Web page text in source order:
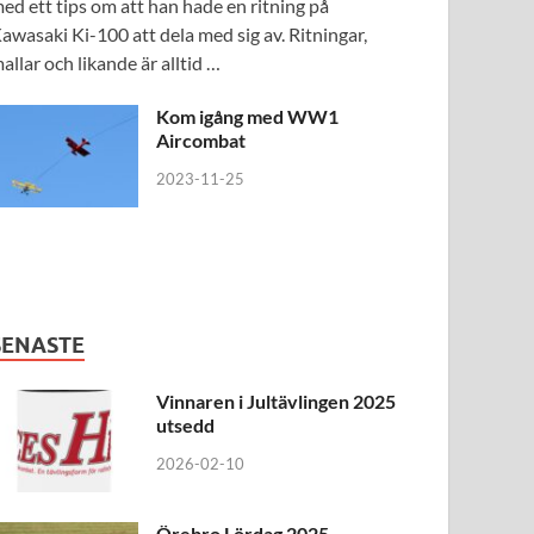
ett tips om att han hade en ritning på
Ki-100 att dela med sig av. Ritningar,
och likande är alltid …
Kom igång med WW1
Aircombat
2023-11-25
Vinnaren i Jultävlingen 2025
utsedd
2026-02-10